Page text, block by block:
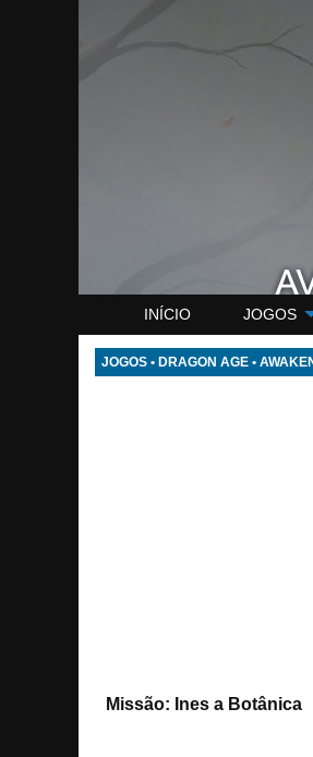
INÍCIO JOGOS
JOGOS • DRAGON AGE •
Missão: Ines a Botânica